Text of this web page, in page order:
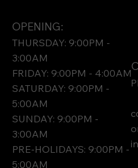
OPENING:
THURSDAY: 9:00PM -
3:00AM
FRIDAY: 9:00PM - 4:00AM
SATURDAY: 9:00PM -
5:00AM
SUNDAY: 9:00PM -
3:00AM
PRE-HOLIDAYS: 9:00PM -
5:00AM